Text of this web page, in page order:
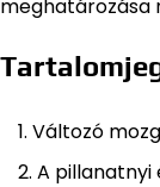
meghatározása
Változó
A pillanatnyi